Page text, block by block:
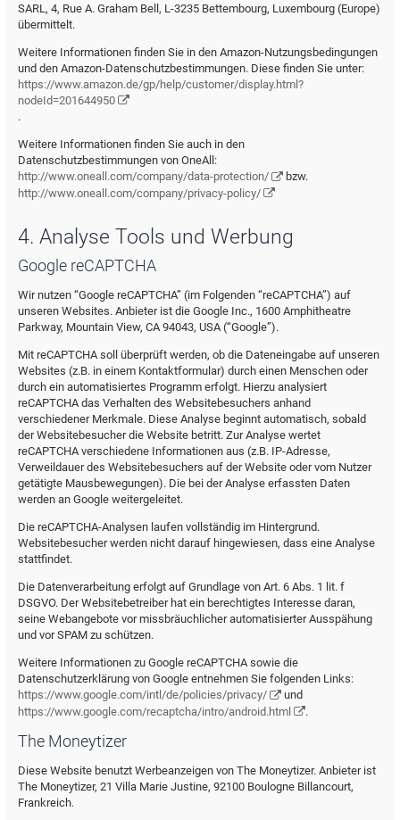
SARL, 4, Rue A. Graham Bell, L-3235 Bettembourg, Luxembourg (Europe)
übermittelt.
Weitere Informationen finden Sie in den Amazon-Nutzungsbedingungen
und den Amazon-Datenschutzbestimmungen. Diese finden Sie unter:
https://www.amazon.de/gp/help/customer/display.html?
nodeId=201644950
.
Weitere Informationen finden Sie auch in den
Datenschutzbestimmungen von OneAll:
http://www.oneall.com/company/data-protection/
bzw.
http://www.oneall.com/company/privacy-policy/
4. Analyse Tools und Werbung
Google reCAPTCHA
Wir nutzen “Google reCAPTCHA” (im Folgenden “reCAPTCHA”) auf
unseren Websites. Anbieter ist die Google Inc., 1600 Amphitheatre
Parkway, Mountain View, CA 94043, USA (“Google”).
Mit reCAPTCHA soll überprüft werden, ob die Dateneingabe auf unseren
Websites (z.B. in einem Kontaktformular) durch einen Menschen oder
durch ein automatisiertes Programm erfolgt. Hierzu analysiert
reCAPTCHA das Verhalten des Websitebesuchers anhand
verschiedener Merkmale. Diese Analyse beginnt automatisch, sobald
der Websitebesucher die Website betritt. Zur Analyse wertet
reCAPTCHA verschiedene Informationen aus (z.B. IP-Adresse,
Verweildauer des Websitebesuchers auf der Website oder vom Nutzer
getätigte Mausbewegungen). Die bei der Analyse erfassten Daten
werden an Google weitergeleitet.
Die reCAPTCHA-Analysen laufen vollständig im Hintergrund.
Websitebesucher werden nicht darauf hingewiesen, dass eine Analyse
stattfindet.
Die Datenverarbeitung erfolgt auf Grundlage von Art. 6 Abs. 1 lit. f
DSGVO. Der Websitebetreiber hat ein berechtigtes Interesse daran,
seine Webangebote vor missbräuchlicher automatisierter Ausspähung
und vor SPAM zu schützen.
Weitere Informationen zu Google reCAPTCHA sowie die
Datenschutzerklärung von Google entnehmen Sie folgenden Links:
https://www.google.com/intl/de/policies/privacy/
und
https://www.google.com/recaptcha/intro/android.html
.
The Moneytizer
Diese Website benutzt Werbeanzeigen von The Moneytizer. Anbieter ist
The Moneytizer, 21 Villa Marie Justine, 92100 Boulogne Billancourt,
Frankreich.